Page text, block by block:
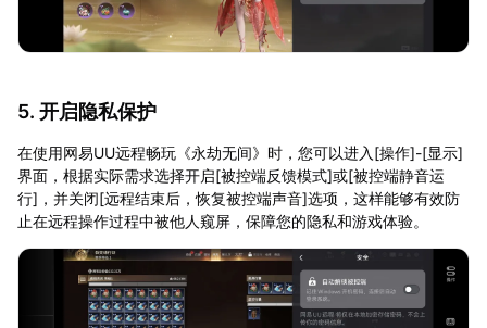
5. 开启隐私保护
在使用网易UU远程畅玩《永劫无间》时，您可以进入[操作]-[显示]
界面，根据实际需求选择开启[被控端反馈模式]或[被控端静音运
行]，并关闭[远程结束后，恢复被控端声音]选项，这样能够有效防
止在远程操作过程中被他人窥屏，保障您的隐私和游戏体验。